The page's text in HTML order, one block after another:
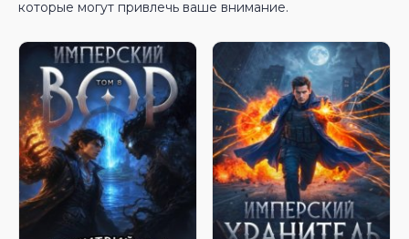
которые могут привлечь ваше внимание.